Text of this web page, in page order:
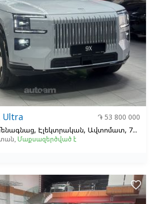
Ultra
֏ 53 800 000
Էլեկտրական, Ավտոմատ, 70, 2
, Մաքսազերծված է
favorite_border